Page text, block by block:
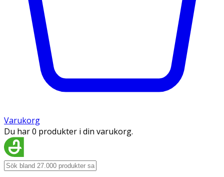
Varukorg
Du har 0 produkter i din varukorg.